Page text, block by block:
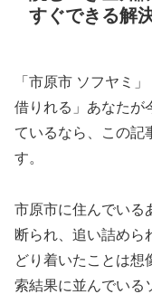
すぐできる解
「市原市 ソフヤミ
借りれる」あなたが
ているなら、この記
す。
市原市に住んでいる
断られ、追い詰めら
どり着いたことは想
索結果に並んでいる